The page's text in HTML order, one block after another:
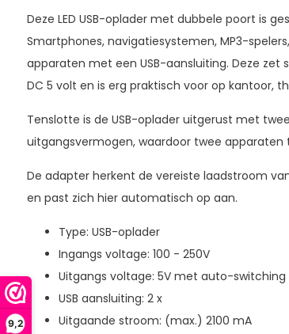
9,2
Deze LED USB-oplader met dubbele poort is
Smartphones, navigatiesystemen, MP3-
apparaten met een USB-aansluiting. Deze zet
DC 5 volt en is erg praktisch voor op kantoor,
Tenslotte is de USB-oplader uitgerust met
uitgangsvermogen, waardoor twee apparaten
De adapter herkent de vereiste laadstroom
en past zich hier automatisch op aan.
Type: USB-oplader
Ingangs voltage: 100 - 250V
Uitgangs voltage: 5V met auto-switching
USB aansluiting: 2 x
Uitgaande stroom: (max.) 2100 mA